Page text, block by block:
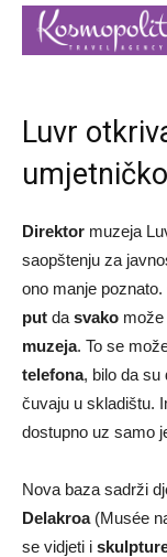
Luvr
Direktor muzeja
saopštenju za
ono manje
put da svako može
muzeja. To se
telefona, bilo da su
čuvaju u skladištu.
dostupno uz samo
Nova baza sadrži
Delakroa(Musée
se vidjeti i